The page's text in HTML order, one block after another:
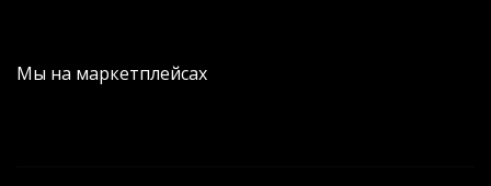
Мы на маркетплейсах